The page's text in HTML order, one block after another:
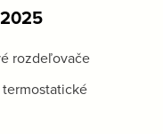
rozdeľovače